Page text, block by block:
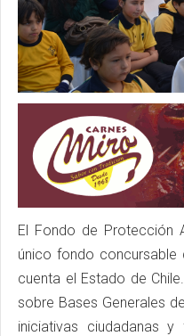
El Fondo de Protección
único fondo
cuenta el Estado de
sobre Bases Generales
iniciativas ciudadanas